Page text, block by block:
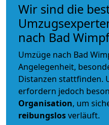
Wir sind die
nach Bad
Umzüge nach Bad
Angelegenheit,
Distanzen stattfinden.
erfordern jedoch
Organisation, um
reibungslosverläuft.